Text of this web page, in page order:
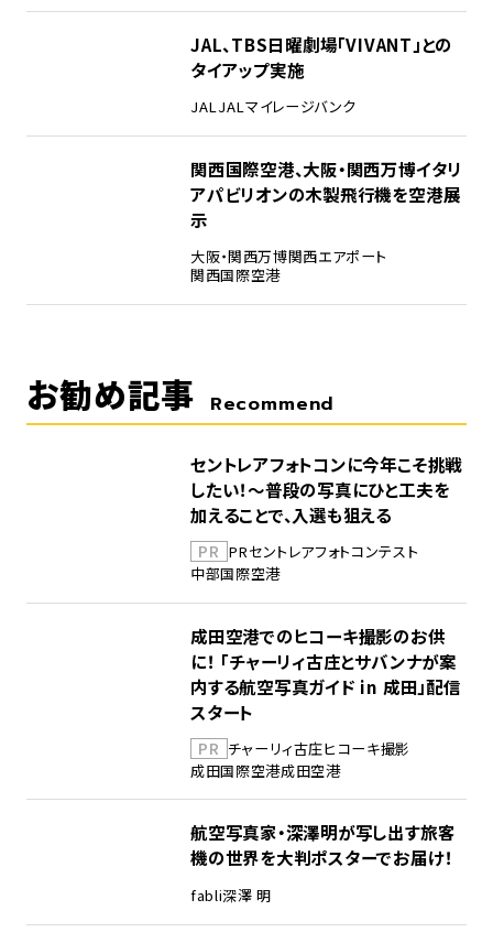
JAL、TBS日曜劇場「VIVANT」との
タイアップ実施
JALJALマイレージバンク
関西国際空港、大阪・関西万博イタリ
アパビリオンの木製飛行機を空港展
示
大阪・関西万博関西エアポート
関西国際空港
お勧め記事 Recommend
セントレアフォトコンに今年こそ挑戦
したい！～普段の写真にひと工夫を
加えることで、入選も狙える
PR PRセントレアフォトコンテスト
中部国際空港
成田空港でのヒコーキ撮影のお供
に！ 「チャーリィ古庄とサバンナが案
内する航空写真ガイド in 成田」配信
スタート
PR チャーリィ古庄ヒコーキ撮影
成田国際空港成田空港
航空写真家・深澤明が写し出す旅客
機の世界を大判ポスターでお届け！
fabli深澤 明